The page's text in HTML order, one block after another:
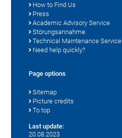
How to Find Us
Press
Academic Advisory Service
Störungsannahme
Technical Maintenance Service
Need help quickly?
Page options
Sitemap
Picture credits
To top
Last update:
20.08.2023